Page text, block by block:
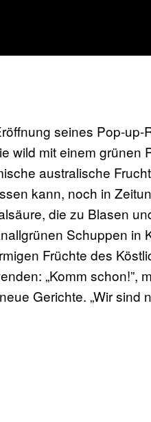
seines Pop-
wild mit einem grünen
australische
kann, noch in
die zu Blasen
Schuppen in
Früchte des
„Komm schon!”,
Gerichte. „Wir